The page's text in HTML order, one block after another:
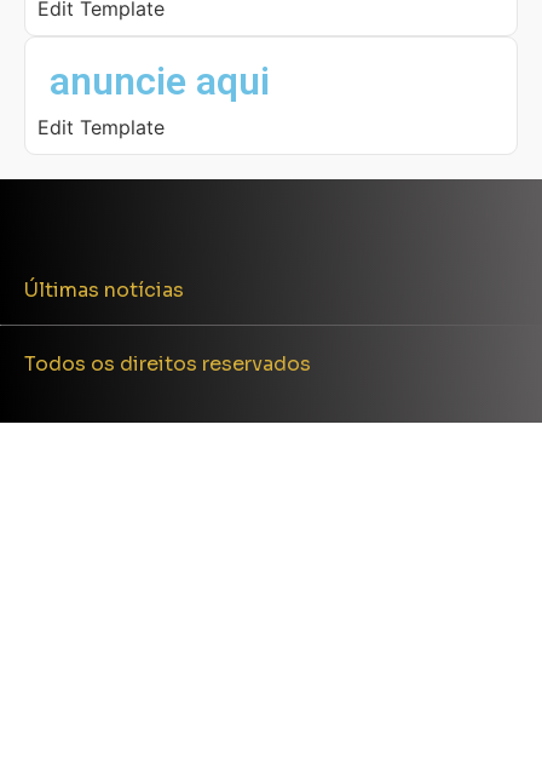
Edit Template
anuncie aqui
Edit Template
Últimas notícias
Todos os direitos reservados